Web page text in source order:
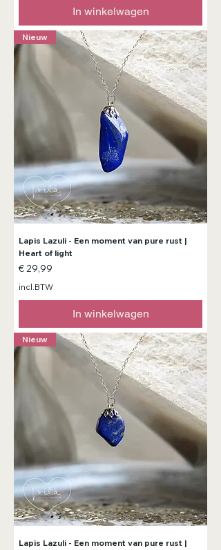
In winkelwagen
Nieuw
Lapis Lazuli - Een moment van pure rust |
Heart of light
Prijs
€ 29,99
incl.BTW
In winkelwagen
Nieuw
Lapis Lazuli - Een moment van pure rust |